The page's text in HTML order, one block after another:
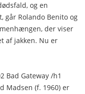
og en
går Rolando Benito og
der viser
af jakken. Nu er
Bad Gateway /h1
Madsen (f. 1960) er